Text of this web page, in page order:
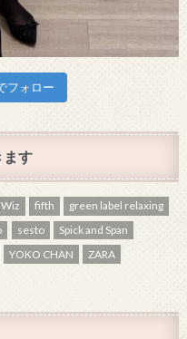
フォロー
ます
fifth
green label relaxing
sesto
Spick and Span
YOKO CHAN
ZARA